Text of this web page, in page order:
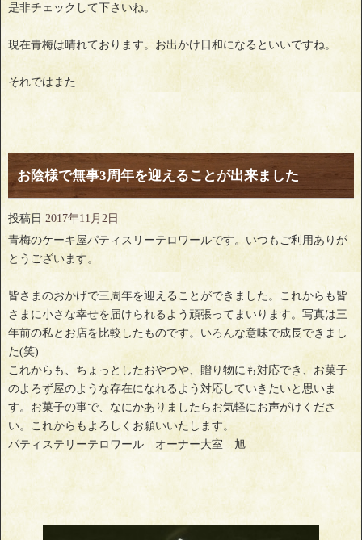
是非チェックして下さいね。
現在青梅は晴れております。お出かけ日和になるといいですね。
それではまた
お陰様で無事3周年を迎えることが出来ました
投稿日 2017年11月2日
青梅のケーキ屋パティスリーテロワールです。いつもご利用ありが
とうございます。
皆さまのおかげで三周年を迎えることができました。これからも皆
さまに小さな幸せを届けられるよう頑張ってまいります。写真は三
年前の私とお店を比較したものです。いろんな意味で成長できまし
た(笑)
これからも、ちょっとしたおやつや、贈り物にも対応でき、お菓子
のよろず屋のような存在になれるよう対応していきたいと思いま
す。お菓子の事で、なにかありましたらお気軽にお声がけくださ
い。これからもよろしくお願いいたします。
パティステリーテロワール オーナー大室 旭